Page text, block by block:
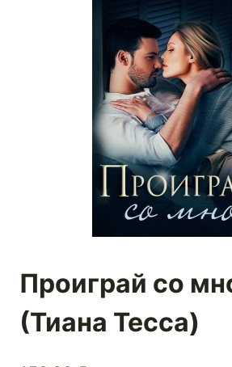
Проиграй со
(Тиана Тесса)